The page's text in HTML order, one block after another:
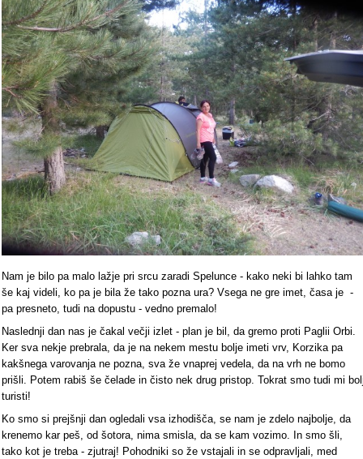
Nam je bilo pa malo lažje pri srcu zaradi Spelunce - kako neki bi lahko tam
še kaj videli, ko pa je bila že tako pozna ura? Vsega ne gre imet, časa je -
pa presneto, tudi na dopustu - vedno premalo!
Naslednji dan nas je čakal večji izlet - plan je bil, da gremo proti Paglii Orbi.
Ker sva nekje prebrala, da je na nekem mestu bolje imeti vrv, Korzika pa
kakšnega varovanja ne pozna, sva že vnaprej vedela, da na vrh ne bomo
prišli. Potem rabiš še čelade in čisto nek drug pristop. Tokrat smo tudi mi
turisti!
Ko smo si prejšnji dan ogledali vsa izhodišča, se nam je zdelo najbolje, da
krenemo kar peš, od šotora, nima smisla, da se kam vozimo. In smo šli,
tako kot je treba - zjutraj! Pohodniki so že vstajali in se odpravljali, med